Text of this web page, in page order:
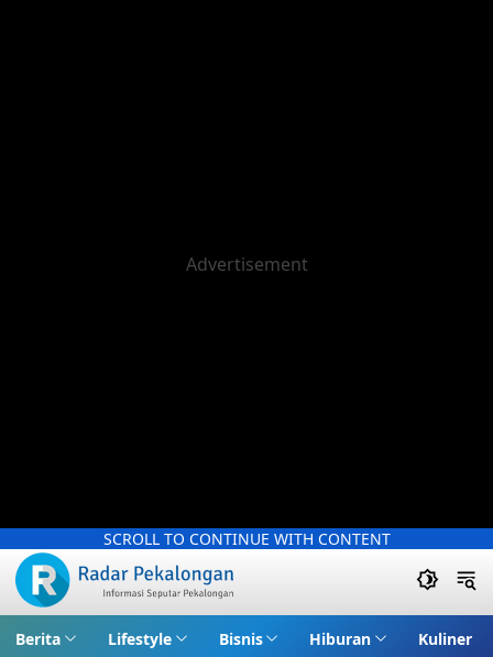
SCROLL TO CONTINUE WITH CONTENT
Berita Lifestyle Bisnis Hiburan Kuliner